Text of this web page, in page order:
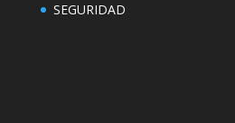
SEGURIDAD